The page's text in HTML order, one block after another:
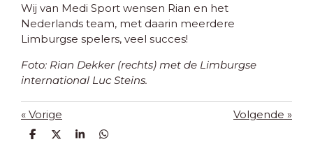
Wij van Medi Sport wensen Rian en het
Nederlands team, met daarin meerdere
Limburgse spelers, veel succes!
Foto: Rian Dekker (rechts) met de Limburgse
international Luc Steins.
« Vorige Volgende »
D
D
S
D